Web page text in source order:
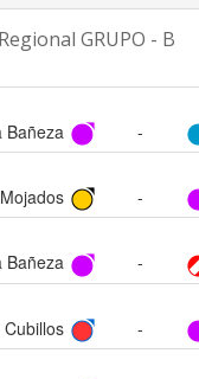
GRUPO - B
Bañeza -
-
Bañeza -
Cubillos -